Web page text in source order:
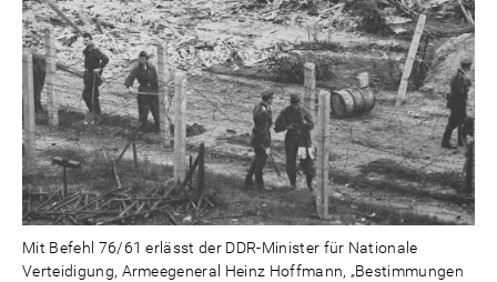
Mit Befehl 76/61 erlässt der DDR-Minister für Nationale
Verteidigung, Armeegeneral Heinz Hoffmann, „Bestimmungen